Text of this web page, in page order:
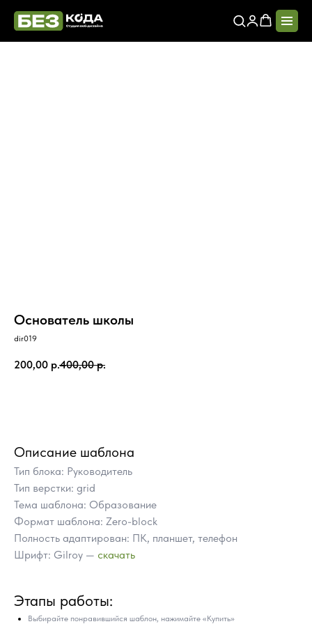
Основатель школы
dir019
200,00 р.400,00 р.
Описание шаблона
Тип блока: Руководитель
Тип верстки: grid
Тема шаблона: Образование
Формат шаблона: Zero-block
Полность адаптирован: ПК, планшет, телефон
Шрифт: Gilroy — скачать
Этапы работы:
Выбирайте понравившийся шаблон, нажимайте «Купить»
ГОТОВЫЕ БЛОКИ TILDA
ВМЕСТО ЗАКАЗА